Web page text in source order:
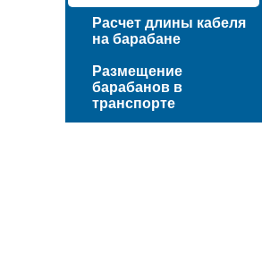
Расчет длины кабеля
на барабане
Размещение
барабанов в
транспорте